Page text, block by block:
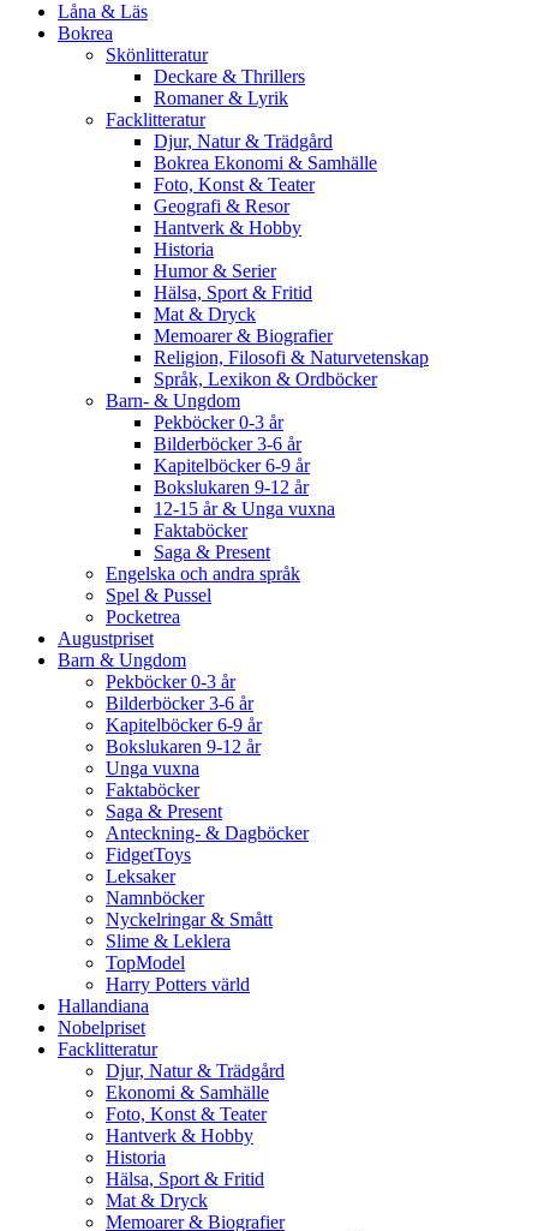
Låna & Läs
Bokrea
Skönlitteratur
Deckare & Thrillers
Romaner & Lyrik
Facklitteratur
Djur, Natur & Trädgård
Bokrea Ekonomi & Samhälle
Foto, Konst & Teater
Geografi & Resor
Hantverk & Hobby
Historia
Humor & Serier
Hälsa, Sport & Fritid
Mat & Dryck
Memoarer & Biografier
Religion, Filosofi & Naturvetenskap
Språk, Lexikon & Ordböcker
Barn- & Ungdom
Pekböcker 0-3 år
Bilderböcker 3-6 år
Kapitelböcker 6-9 år
Bokslukaren 9-12 år
12-15 år & Unga vuxna
Faktaböcker
Saga & Present
Engelska och andra språk
Spel & Pussel
Pocketrea
Augustpriset
Barn & Ungdom
Pekböcker 0-3 år
Bilderböcker 3-6 år
Kapitelböcker 6-9 år
Bokslukaren 9-12 år
Unga vuxna
Faktaböcker
Saga & Present
Anteckning- & Dagböcker
FidgetToys
Leksaker
Namnböcker
Nyckelringar & Smått
Slime & Leklera
TopModel
Harry Potters värld
Hallandiana
Nobelpriset
Facklitteratur
Djur, Natur & Trädgård
Ekonomi & Samhälle
Foto, Konst & Teater
Hantverk & Hobby
Historia
Hälsa, Sport & Fritid
Mat & Dryck
Memoarer & Biografier